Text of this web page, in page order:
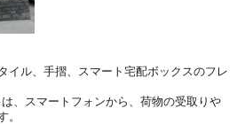
イル、手摺、スマート宅配ボックスのフレ
、スマートフォンから、荷物の受取りや
。